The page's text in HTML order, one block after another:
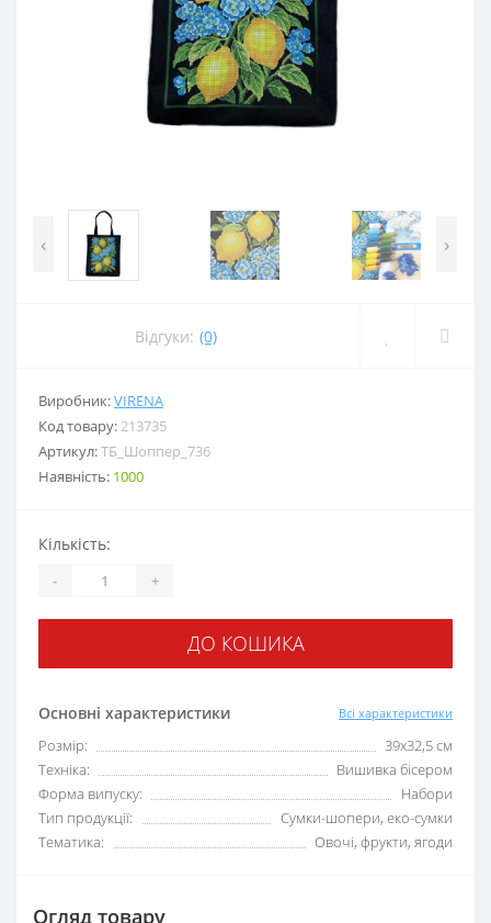
‹ ›
Відгуки: (0)
Виробник:VIRENA
Код товару:213735
Артикул:ТБ_Шоппер_736
Наявність: 1000
Основні характеристики Всі характеристики
Розмір:
39х32,5 см
Техніка:
Вишивка бісером
Форма випуску:
Набори
Тип продукції:
Сумки-шопери, еко-сумки
Тематика:
Овочі, фрукти, ягоди
Кількість:
- +
ДО КОШИКА
Огляд товару